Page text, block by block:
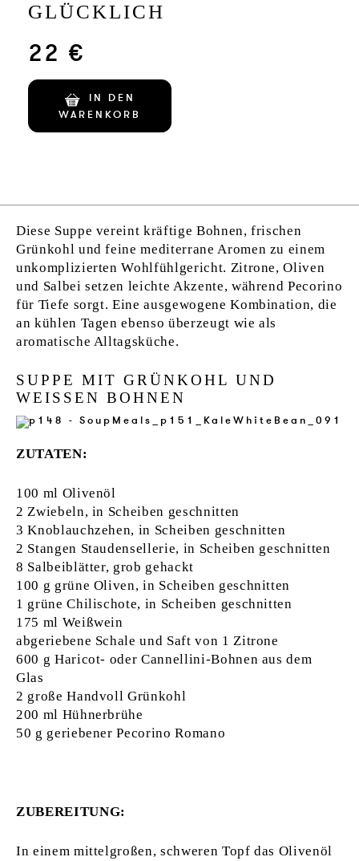
GLÜCKLICH
22 €
IN DEN
WARENKORB
Diese Suppe vereint kräftige Bohnen, frischen
Grünkohl und feine mediterrane Aromen zu einem
unkomplizierten Wohlfühlgericht. Zitrone, Oliven
und Salbei setzen leichte Akzente, während Pecorino
für Tiefe sorgt. Eine ausgewogene Kombination, die
an kühlen Tagen ebenso überzeugt wie als
aromatische Alltagsküche.
SUPPE MIT GRÜNKOHL UND
WEISSEN BOHNEN
ZUTATEN:
100 ml Olivenöl
2 Zwiebeln, in Scheiben geschnitten
3 Knoblauchzehen, in Scheiben geschnitten
2 Stangen Staudensellerie, in Scheiben geschnitten
8 Salbeiblätter, grob gehackt
100 g grüne Oliven, in Scheiben geschnitten
1 grüne Chilischote, in Scheiben geschnitten
175 ml Weißwein
abgeriebene Schale und Saft von 1 Zitrone
600 g Haricot- oder Cannellini-Bohnen aus dem
Glas
2 große Handvoll Grünkohl
200 ml Hühnerbrühe
50 g geriebener Pecorino Romano
ZUBEREITUNG:
In einem mittelgroßen, schweren Topf das Olivenöl